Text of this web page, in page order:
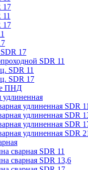
17
17
17
SDR 11
SDR 11
SDR 17
ПНД
удлиненная
удлиненная SDR 11
удлиненная SDR
удлиненная SDR
удлиненная SDR
сварная SDR 11
сварная SDR 13,6